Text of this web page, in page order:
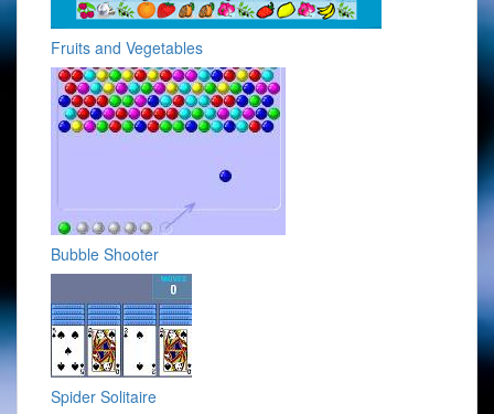
Fruits and Vegetables
Bubble Shooter
Spider Solitaire